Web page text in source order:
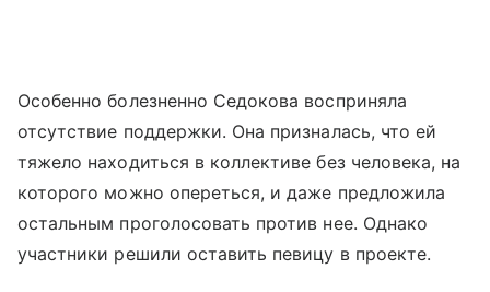
Особенно болезненно Седокова восприняла
отсутствие поддержки. Она призналась, что ей
тяжело находиться в коллективе без человека, на
которого можно опереться, и даже предложила
остальным проголосовать против нее. Однако
участники решили оставить певицу в проекте.